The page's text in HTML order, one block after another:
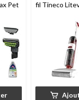
Pet
fil Tineco